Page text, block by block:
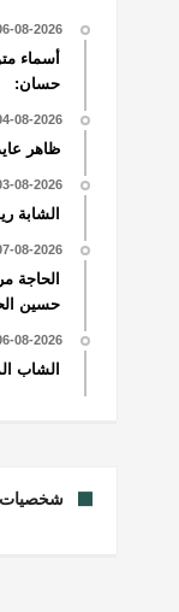
08-2026 02:18 PM
أسماء
حسان:
08-2026 04:53 PM
ظاهر
08-2026 07:18 AM
الشابة
08-2026 10:53 AM
الحاجة
حسين
08-2026 08:04 PM
الشاب
شخصيات